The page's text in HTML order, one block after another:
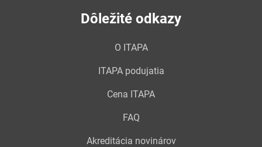
Dôležité odkazy
O ITAPA
ITAPA podujatia
Cena ITAPA
FAQ
Akreditácia novinárov